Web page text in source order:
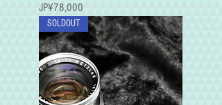
가격
JP¥78,000
SOLDOUT